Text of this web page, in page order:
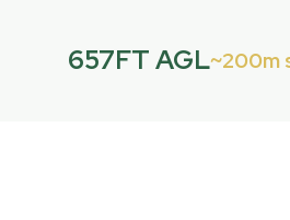
657FT AGL 200m